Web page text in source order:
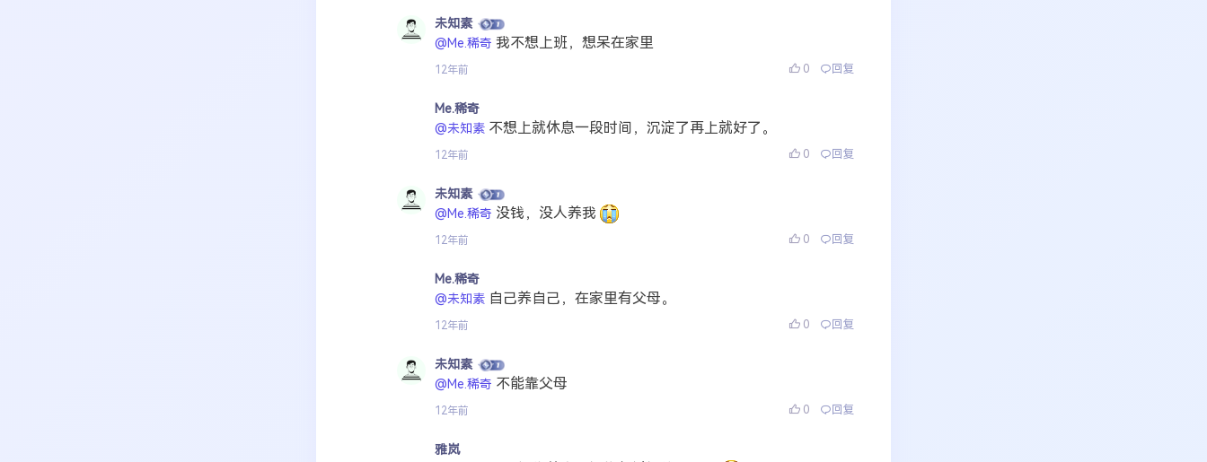
未知素
@Me.稀奇 我不想上班，想呆在家里
12年前 0 回复
Me.稀奇
@未知素 不想上就休息一段时间，沉淀了再上就好了。
12年前 0 回复
未知素
@Me.稀奇 没钱，没人养我
12年前 0 回复
Me.稀奇
@未知素 自己养自己，在家里有父母。
12年前 0 回复
未知素
@Me.稀奇 不能靠父母
12年前 0 回复
雅岚